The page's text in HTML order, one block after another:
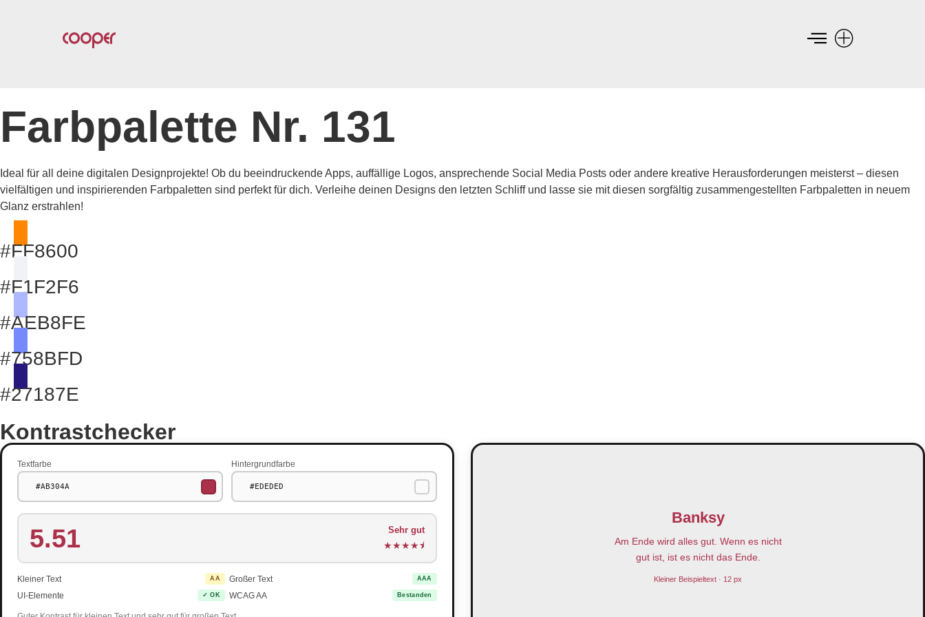
Farbpalette Nr. 131
Ideal für all deine digitalen Designprojekte! Ob du beeindruckende Apps, auffällige Logos, ansprechende Social Media Posts oder andere kreative Herausforderungen meisterst – diesen
vielfältigen und inspirierenden Farbpaletten sind perfekt für dich. Verleihe deinen Designs den letzten Schliff und lasse sie mit diesen sorgfältig zusammengestellten Farbpaletten in neuem
Glanz erstrahlen!
#FF8600
#F1F2F6
#AEB8FE
#758BFD
#27187E
Kontrastchecker
Textfarbe Hintergrundfarbe
5.51 Sehr gut
★★★★⯨
Kleiner Text AA Großer Text AAA
UI-Elemente ✓ OK WCAG AA Bestanden
Banksy
Am Ende wird alles gut. Wenn es nicht
gut ist, ist es nicht das Ende.
Kleiner Beispieltext · 12 px